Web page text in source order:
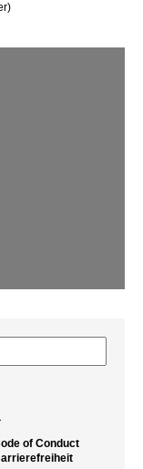
of Conduct